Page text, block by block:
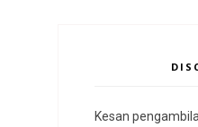
Kesan